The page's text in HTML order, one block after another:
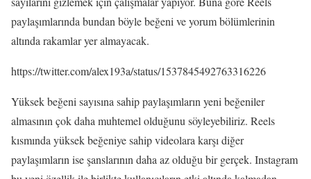
paylaşımlarında bundan böyle beğeni ve yorum bölümlerinin
altında rakamlar yer almayacak.
https://twitter.com/alex193a/status/1537845492763316226
Yüksek beğeni sayısına sahip paylaşımların yeni beğeniler
almasının çok daha muhtemel olduğunu söyleyebiliriz. Reels
kısmında yüksek beğeniye sahip videolara karşı diğer
paylaşımların ise şanslarının daha az olduğu bir gerçek. Instagram